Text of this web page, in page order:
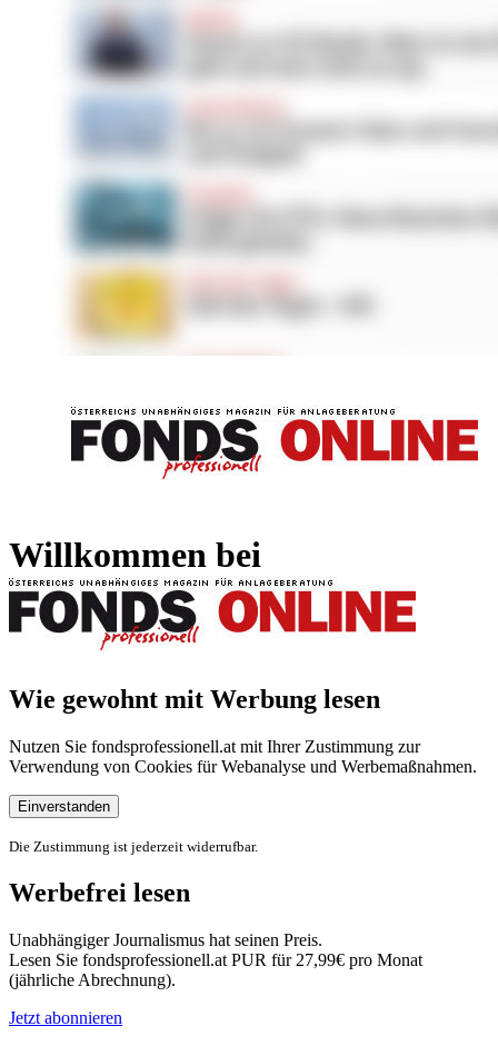
Willkommen bei
Wie gewohnt mit Werbung lesen
Nutzen Sie fondsprofessionell.at mit Ihrer Zustimmung zur
Verwendung von Cookies für Webanalyse und Werbemaßnahmen.
Einverstanden
Die Zustimmung ist jederzeit widerrufbar.
Werbefrei lesen
Unabhängiger Journalismus hat seinen Preis.
Lesen Sie fondsprofessionell.at PUR für 27,99€ pro Monat
(jährliche Abrechnung).
Jetzt abonnieren